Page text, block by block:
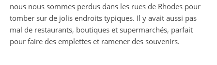
nous nous sommes perdus dans les rues de Rhodes pour
tomber sur de jolis endroits typiques. Il y avait aussi pas
mal de restaurants, boutiques et supermarchés, parfait
pour faire des emplettes et ramener des souvenirs.